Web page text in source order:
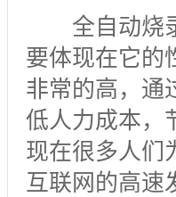
全自动烧录
要体现在它的
非常的高，通
低人力成本，
现在很多人们
互联网的高速